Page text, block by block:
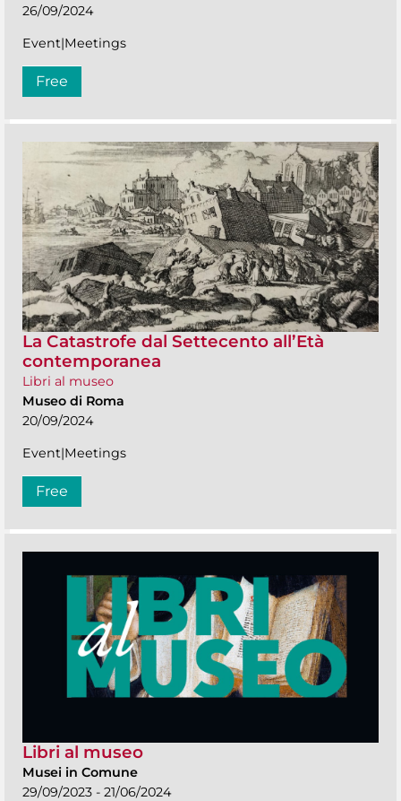
26/09/2024
Event|Meetings
Free
La Catastrofe dal Settecento all’Età
contemporanea
Libri al museo
Museo di Roma
20/09/2024
Event|Meetings
Free
Libri al museo
Musei in Comune
29/09/2023 - 21/06/2024